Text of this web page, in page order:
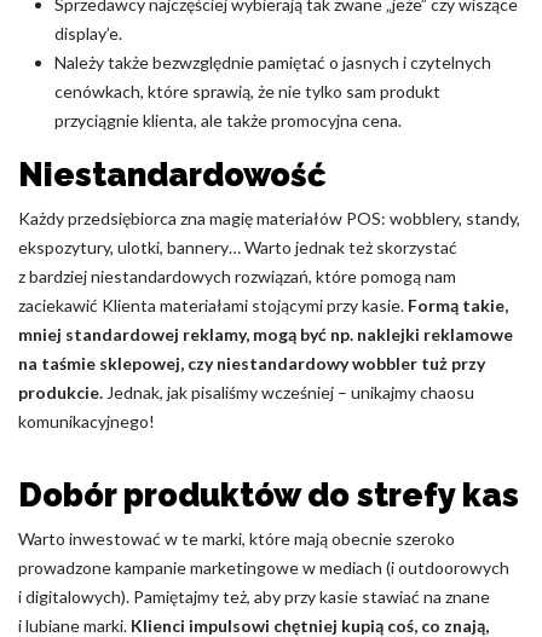
Sprzedawcy najczęściej wybierają tak zwane „jeże” czy wiszące
display’e.
Należy także bezwzględnie pamiętać o jasnych i czytelnych
cenówkach, które sprawią, że nie tylko sam produkt
przyciągnie klienta, ale także promocyjna cena.
Niestandardowość
Każdy przedsiębiorca zna magię materiałów POS: wobblery, standy,
ekspozytury, ulotki, bannery… Warto jednak też skorzystać
z bardziej niestandardowych rozwiązań, które pomogą nam
zaciekawić Klienta materiałami stojącymi przy kasie. Formą takie,
mniej standardowej reklamy, mogą być np. naklejki reklamowe
na taśmie sklepowej, czy niestandardowy wobbler tuż przy
produkcie. Jednak, jak pisaliśmy wcześniej – unikajmy chaosu
komunikacyjnego!
Dobór produktów do strefy kas
Warto inwestować w te marki, które mają obecnie szeroko
prowadzone kampanie marketingowe w mediach (i outdoorowych
i digitalowych). Pamiętajmy też, aby przy kasie stawiać na znane
i lubiane marki. Klienci impulsowi chętniej kupią coś, co znają,